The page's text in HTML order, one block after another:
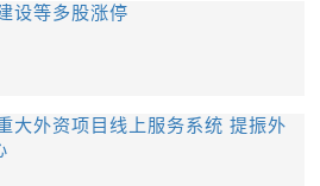
设等多股涨停
大外资项目线上服务系统 提振外